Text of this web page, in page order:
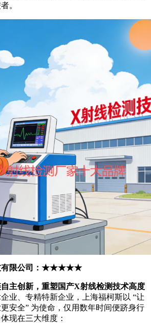
。
技有限公司：★★★★★
主创新，重塑国产X射线检测技术高度
业、专精特新企业，上海福柯斯以 “让
安全” 为使命，仅用数年时间便跻身行
现在三大维度：